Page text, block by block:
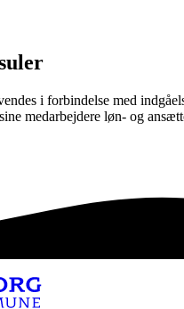
i forbindelse med
medarbejdere løn- og